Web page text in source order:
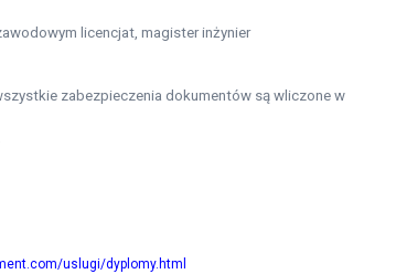
licencjat, magister inżynier
zabezpieczenia dokumentów są wliczone w
uslugi/dyplomy.html